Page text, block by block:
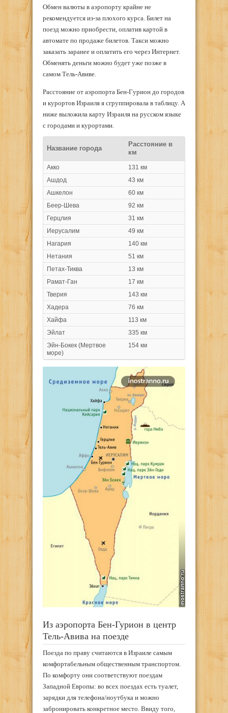
Обмен валюты в аэропорту крайне не
рекомендуется из-за плохого курса. Билет на
поезд можно приобрести, оплатив картой в
автомате по продаже билетов. Такси можно
заказать заранее и оплатить его через Интернет.
Обменять деньги можно будет уже позже в
самом Тель-Авиве.
Расстояние от аэропорта Бен-Гурион до городов
и курортов Израиля я сгруппировала в таблицу. А
ниже выложила карту Израиля на русском языке
с городами и курортами.
Название города
Расстояние в
км
Акко
131 км
Ашдод
43 км
Ашкелон
60 км
Беер-Шева
92 км
Герцлия
31 км
Иерусалим
49 км
Нагария
140 км
Нетания
51 км
Петах-Тиква
13 км
Рамат-Ган
17 км
Тверия
143 км
Хадера
76 км
Хайфа
113 км
Эйлат
335 км
Эйн-Бокек (Мертвое
море)
154 км
Из аэропорта Бен-Гурион в центр
Тель-Авива на поезде
Поезда по праву считаются в Израиле самым
комфортабельным общественным транспортом.
По комфорту они соответствуют поездам
Западной Европы: во всех поездах есть туалет,
зарядки для телефона/ноутбука и можно
забронировать конкретное место. Ввиду того,